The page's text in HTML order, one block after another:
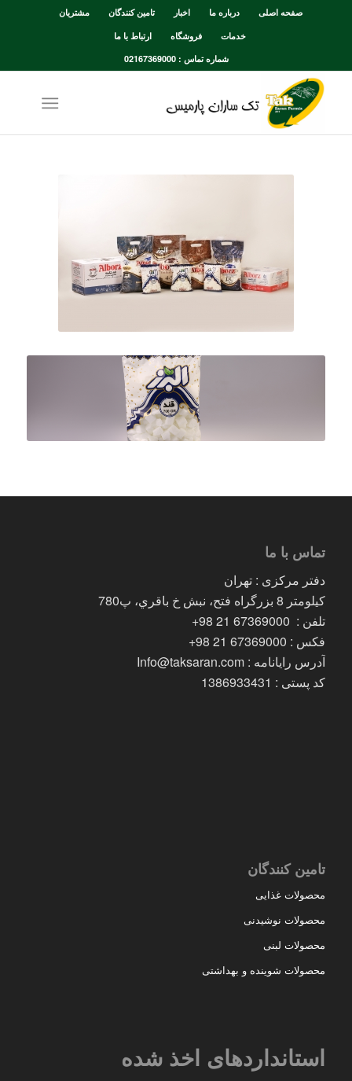
صفحه اصلی درباره ما اخبار تامین کنندگان
مشتریان
خدمات
فروشگاه
ارتباط با ما
شماره تماس : 02167369000
تماس با ما
دفتر مرکزی : تهران
کیلومتر 8 بزرگراه فتح، نبش خ باقري، پ780
تلفن : 67369000 21 98+
فکس : 67369000 21 98+
آدرس رایانامه : Info@taksaran.com
کد پستی : 1386933431
تامین کنندگان
محصولات غذایی
محصولات نوشیدنی
محصولات لبنی
محصولات شوینده و بهداشتی
استانداردهای اخذ شده